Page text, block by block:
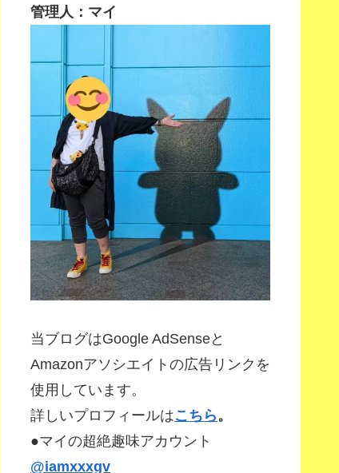
管理人：マイ
当ブログはGoogle AdSenseと
Amazonアソシエイトの広告リンクを
使用しています。
詳しいプロフィールはこちら。
●マイの超絶趣味アカウント
@iamxxxgv